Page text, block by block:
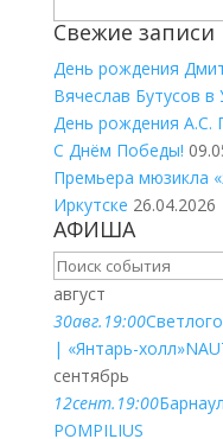
Свежие записи
День рождения
Вячеслав Бутусов в
День рождения А.С.
С Днём Победы!
Премьера мюзикла
Иркутске 26.04.2026
АФИША
август
30авг. 19:00
| «Янтарь-холл»
сентябрь
12сент. 19:00
POMPILIUS